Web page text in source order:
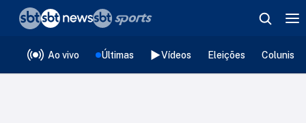
Ao vivo Últimas Vídeos Eleições
❮voltar
Editorias